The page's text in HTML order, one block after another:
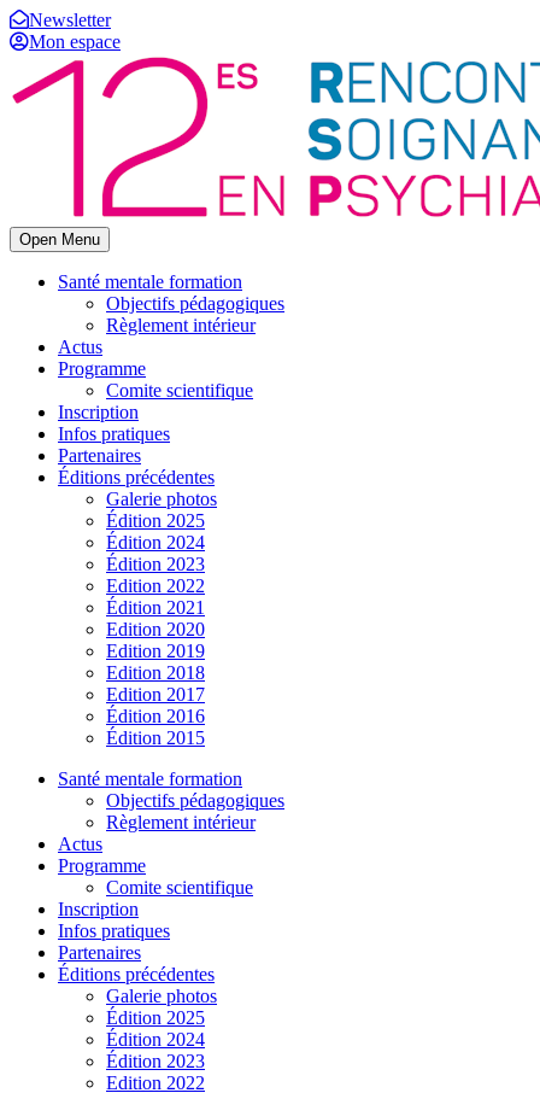
Newsletter
Mon espace
Open Menu
Santé mentale formation
Objectifs pédagogiques
Règlement intérieur
Actus
Programme
Comite scientifique
Inscription
Infos pratiques
Partenaires
Éditions précédentes
Galerie photos
Édition 2025
Édition 2024
Édition 2023
Edition 2022
Édition 2021
Edition 2020
Edition 2019
Edition 2018
Edition 2017
Édition 2016
Édition 2015
Santé mentale formation
Objectifs pédagogiques
Règlement intérieur
Actus
Programme
Comite scientifique
Inscription
Infos pratiques
Partenaires
Éditions précédentes
Galerie photos
Édition 2025
Édition 2024
Édition 2023
Edition 2022